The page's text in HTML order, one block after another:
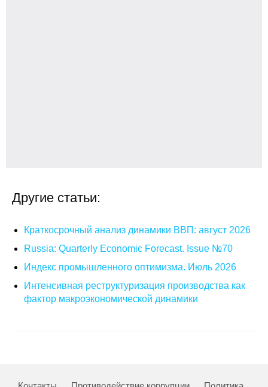
Другие статьи:
Краткосрочный анализ динамики ВВП: август 2026
Russia: Quarterly Economic Forecast. Issue №70
Индекс промышленного оптимизма. Июль 2026
Интенсивная реструктуризация производства как
фактор макроэкономической динамики